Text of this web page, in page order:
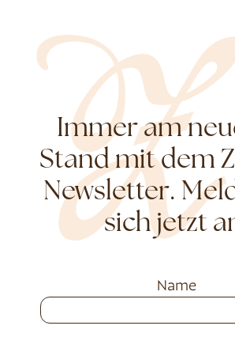
Immer am
Stand mit dem
Newsletter.
sich jetzt
Name